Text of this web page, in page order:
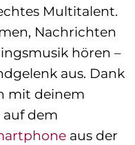
Multitalent.
Nachrichten
hören –
aus. Dank
mit deinem
dem
aus der